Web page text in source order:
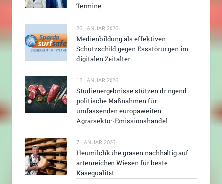
Termine
26. JANUAR 2026
Medienbildung als effektiven
Schutzschild gegen Essstörungen im
digitalen Zeitalter
12. JANUAR 2026
Studienergebnisse stützen dringend
politische Maßnahmen für
umfassenden europaweiten
Agrarsektor-Emissionshandel
7. JANUAR 2026
Heumilchkühe grasen nachhaltig auf
artenreichen Wiesen für beste
Käsequalität